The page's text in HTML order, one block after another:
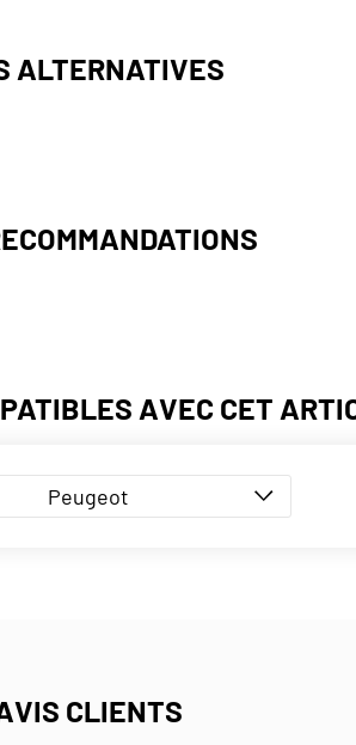
ALTERNATIVES
AVEC CET
Peugeot
CLIENTS